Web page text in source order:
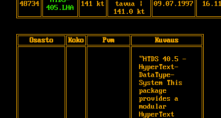
48734
405.LHA
141 kt
tavua |
141.0 kt
09.07.1997
Osasto Koko Pvm Kuvaus
"HTDS 40.5 -
HyperText-
DataType-
System This
package
provides a
modular
HyperText